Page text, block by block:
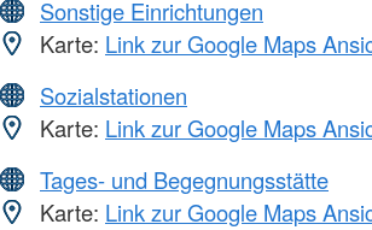
Sonstige Einrichtungen
Karte: Link zur Google Maps
Sozialstationen
Karte: Link zur Google Maps
Tages- und Begegnungsstätte
Karte: Link zur Google Maps